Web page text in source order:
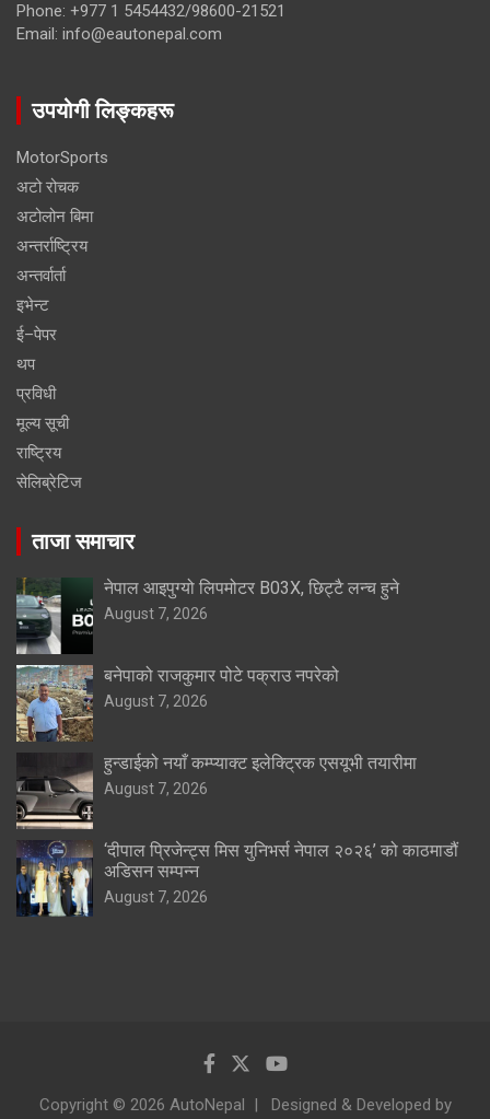
Phone: +977 1 5454432/98600-21521
Email: info@eautonepal.com
उपयोगी लिङ्कहरू
MotorSports
अटो रोचक
अटोलोन बिमा
अन्तर्राष्ट्रिय
अन्तर्वार्ता
इभेन्ट
ई–पेपर
थप
प्रविधी
मूल्य सूची
राष्ट्रिय
सेलिब्रेटिज
ताजा समाचार
नेपाल आइपुग्यो लिपमोटर B03X, छिट्टै लन्च हुने
August 7, 2026
बनेपाको राजकुमार पोटे पक्राउ नपरेको
August 7, 2026
हुन्डाईको नयाँ कम्प्याक्ट इलेक्ट्रिक एसयूभी तयारीमा
August 7, 2026
‘दीपाल प्रिजेन्ट्स मिस युनिभर्स नेपाल २०२६’ को काठमाडौं
अडिसन सम्पन्न
August 7, 2026
Copyright © 2026 AutoNepal Designed & Developed by